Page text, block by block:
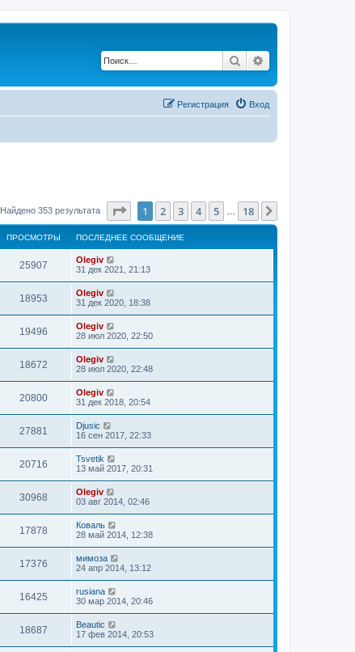
Поиск
Вход
Регистрация
Найдено 353 результата Страница1 из 18
1 2 3 4 5 18
ПРОСМОТРЫ ПОСЛЕДНЕЕ СООБЩЕНИЕ
25907
Olegiv
31 дек 2021, 21:13
18953
Olegiv
31 дек 2020, 18:38
19496
Olegiv
28 июл 2020, 22:50
18672
Olegiv
28 июл 2020, 22:48
20800
Olegiv
31 дек 2018, 20:54
27881
Djusic
16 сен 2017, 22:33
20716
Tsvetik
13 май 2017, 20:31
30968
Olegiv
03 авг 2014, 02:46
17878
Коваль
28 май 2014, 12:38
17376
мимоза
24 апр 2014, 13:12
16425
rusiana
30 мар 2014, 20:46
18687
Beautic
17 фев 2014, 20:53